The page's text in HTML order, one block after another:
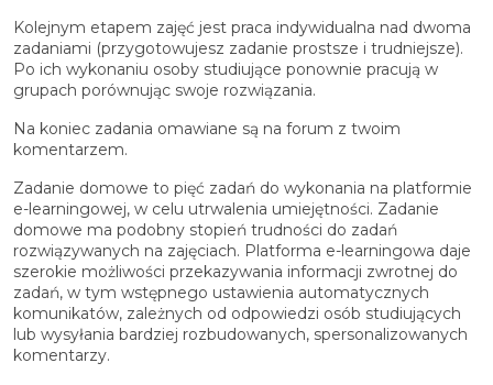
Kolejnym etapem zajęć jest praca indywidualna nad dwoma
zadaniami (przygotowujesz zadanie prostsze i trudniejsze).
Po ich wykonaniu osoby studiujące ponownie pracują w
grupach porównując swoje rozwiązania.
Na koniec zadania omawiane są na forum z twoim
komentarzem.
Zadanie domowe to pięć zadań do wykonania na platformie
e-learningowej, w celu utrwalenia umiejętności. Zadanie
domowe ma podobny stopień trudności do zadań
rozwiązywanych na zajęciach. Platforma e-learningowa daje
szerokie możliwości przekazywania informacji zwrotnej do
zadań, w tym wstępnego ustawienia automatycznych
komunikatów, zależnych od odpowiedzi osób studiujących
lub wysyłania bardziej rozbudowanych, spersonalizowanych
komentarzy.